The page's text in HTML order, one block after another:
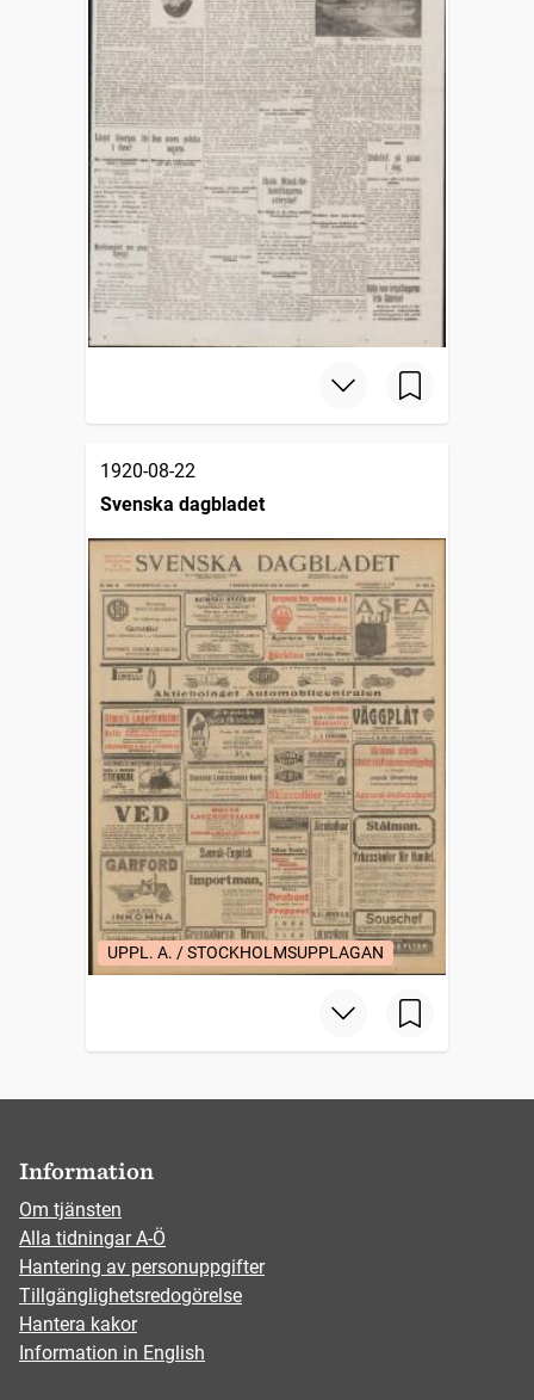
1920-08-22
Svenska dagbladet
UPPL. A. / STOCKHOLMSUPPLAGAN
Information
Om tjänsten
Alla tidningar A-Ö
Hantering av personuppgifter
Tillgänglighetsredogörelse
Hantera kakor
Information in English